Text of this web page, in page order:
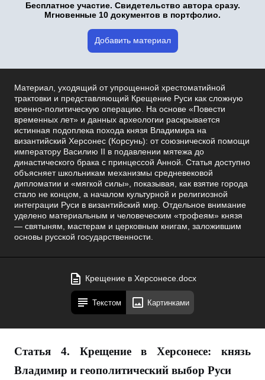
Бесплатное участие. Свидетельство автора сразу.
Мгновенные 10 документов в портфолио.
Добавить материал
Материал, уходящий от упрощенной хрестоматийной
трактовки и представляющий Крещение Руси как сложную
военно-политическую операцию. На основе «Повести
временных лет» и данных археологии раскрывается
истинная подоплека похода князя Владимира на
византийский Херсонес (Корсунь): от союзнической помощи
императору Василию II в подавлении мятежа до
династического брака с принцессой Анной. Статья доступно
объясняет школьникам механизмы средневековой
дипломатии и «мягкой силы», показывая, как взятие города
стало не концом, а началом культурной и религиозной
интеграции Руси в византийский мир. Отдельное внимание
уделено материальным и человеческим «трофеям» князя
— святыням, мастерам и церковным книгам, заложившим
основы русской государственности.
Крещение в Херсонесе.docx
Текстом Картинками
Статья 4. Крещение в Херсонесе: князь
Владимир и геополитический выбор Руси